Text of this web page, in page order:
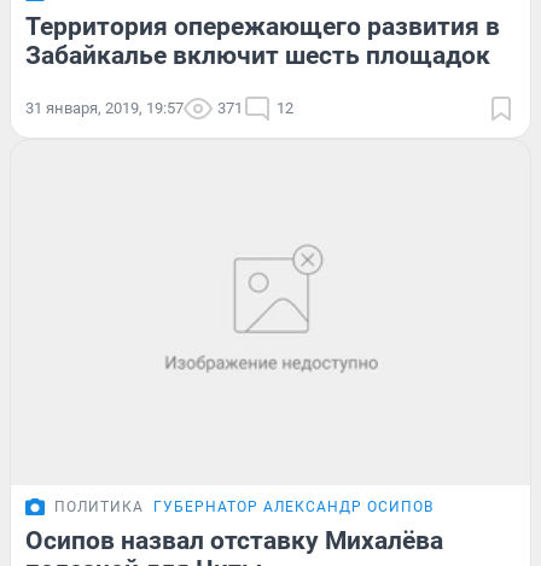
Территория опережающего развития в
Забайкалье включит шесть площадок
31 января, 2019, 19:57 371 12
ПОЛИТИКА ГУБЕРНАТОР АЛЕКСАНДР ОСИПОВ
Осипов назвал отставку Михалёва